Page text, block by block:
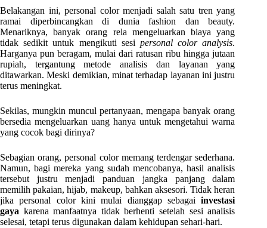
Belakangan ini, personal color menjadi salah satu tren yang
ramai diperbincangkan di dunia fashion dan beauty.
Menariknya, banyak orang rela mengeluarkan biaya yang
tidak sedikit untuk mengikuti sesi personal color analysis.
Harganya pun beragam, mulai dari ratusan ribu hingga jutaan
rupiah, tergantung metode analisis dan layanan yang
ditawarkan. Meski demikian, minat terhadap layanan ini justru
terus meningkat.
Sekilas, mungkin muncul pertanyaan, mengapa banyak orang
bersedia mengeluarkan uang hanya untuk mengetahui warna
yang cocok bagi dirinya?
Sebagian orang, personal color memang terdengar sederhana.
Namun, bagi mereka yang sudah mencobanya, hasil analisis
tersebut justru menjadi panduan jangka panjang dalam
memilih pakaian, hijab, makeup, bahkan aksesori. Tidak heran
jika personal color kini mulai dianggap sebagaiinvestasi
gaya karena manfaatnya tidak berhenti setelah sesi analisis
selesai, tetapi terus digunakan dalam kehidupan sehari-hari.